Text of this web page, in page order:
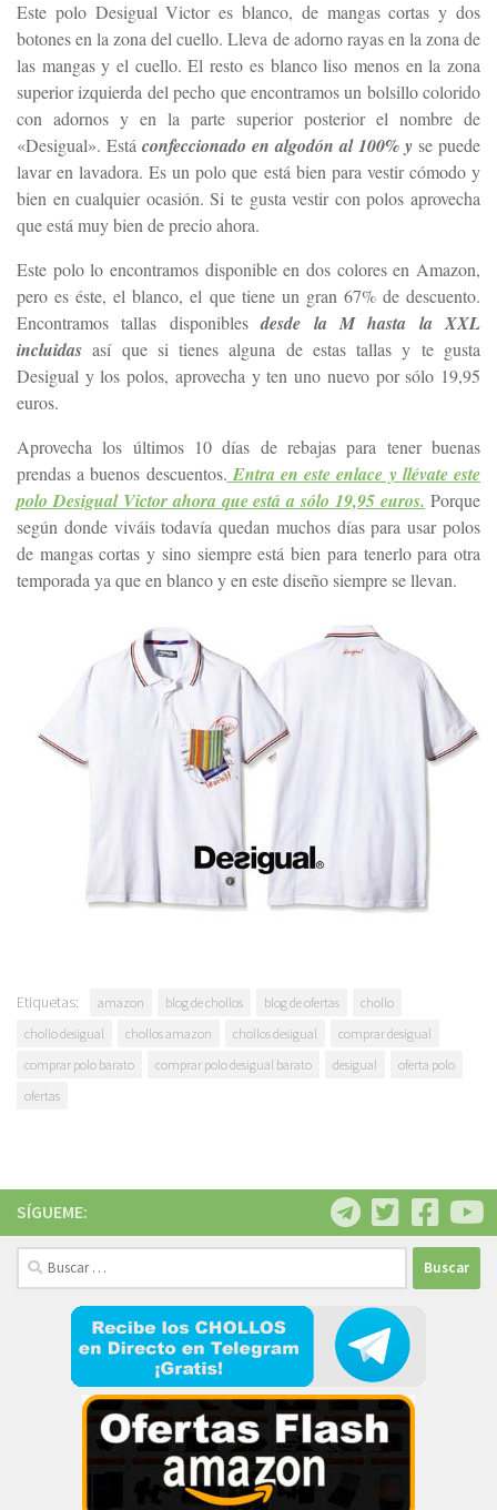
Este polo Desigual Victor es blanco, de mangas cortas y dos
botones en la zona del cuello. Lleva de adorno rayas en la zona de
las mangas y el cuello. El resto es blanco liso menos en la zona
superior izquierda del pecho que encontramos un bolsillo colorido
con adornos y en la parte superior posterior el nombre de
«Desigual». Está confeccionado en algodón al 100% y se puede
lavar en lavadora. Es un polo que está bien para vestir cómodo y
bien en cualquier ocasión. Si te gusta vestir con polos aprovecha
que está muy bien de precio ahora.
Este polo lo encontramos disponible en dos colores en Amazon,
pero es éste, el blanco, el que tiene un gran 67% de descuento.
Encontramos tallas disponiblesdesde la M hasta la XXL
incluidas así que si tienes alguna de estas tallas y te gusta
Desigual y los polos, aprovecha y ten uno nuevo por sólo 19,95
euros.
Aprovecha los últimos 10 días de rebajas para tener buenas
prendas a buenos descuentos. Entra en este enlace y llévate este
polo Desigual Victor ahora que está a sólo 19,95 euros. Porque
según donde viváis todavía quedan muchos días para usar polos
de mangas cortas y sino siempre está bien para tenerlo para otra
temporada ya que en blanco y en este diseño siempre se llevan.
Etiquetas: amazon blog de chollos blog de ofertas
chollo
chollo desigual
chollos amazon chollos desigual
comprar desigual
comprar polo barato
comprar polo desigual barato desigual
oferta polo
ofertas
SÍGUEME:
Buscar: